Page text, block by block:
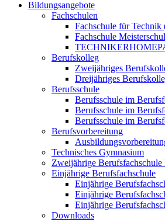
Bildungsangebote
Fachschulen
Fachschule für
Fachschule
Berufskolleg
Zweijähriges
Dreijähriges
Berufsschule
Berufsschule im
Berufsschule im
Berufsschule im
Berufsvorbereitung
Technisches Gymnasium
Zweijährige
Einjährige Berufsfachschule
Einjährige
Einjährige
Einjährige
Downloads